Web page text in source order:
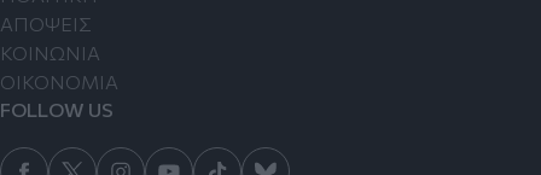
ΑΠΟΨΕΙΣ
ΚΟΙΝΩΝΙΑ
ΟΙΚΟΝΟΜΙΑ
FOLLOW US